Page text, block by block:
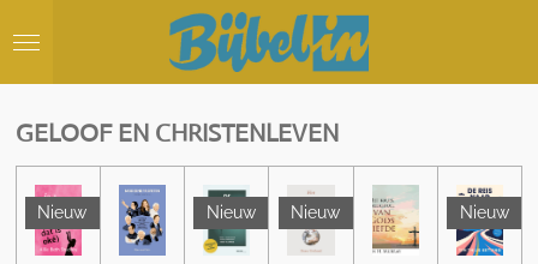
direct
hoofdinhoud
GELOOF EN CHRISTENLEVEN
Nieuw Nieuw Nieuw Nieuw